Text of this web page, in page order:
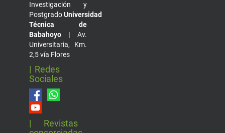
Investigación y
PostgradoUniversidad
Técnica de
Babahoyo | Av.
Universitaria, Km.
2,5 vía Flores
| Redes
Sociales
| Revistas